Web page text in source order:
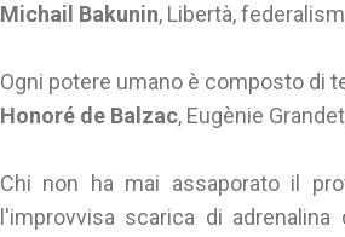
Michail Bakunin, Libertà,
Ogni potere umano è composto di
Honoré de Balzac, Eugènie
Chi non ha mai assaporato il
l'improvvisa scarica di